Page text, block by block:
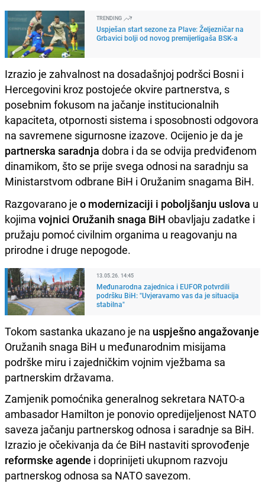
TRENDING
Uspješan start sezone za Plave: Željezničar na
Grbavici bolji od novog premijerligaša BSK-a
Izrazio je zahvalnost na dosadašnjoj podršci Bosni i
Hercegovini kroz postojeće okvire partnerstva, s
posebnim fokusom na jačanje institucionalnih
kapaciteta, otpornosti sistema i sposobnosti odgovora
na savremene sigurnosne izazove. Ocijenio je da je
partnerska saradnja dobra i da se odvija predviđenom
dinamikom, što se prije svega odnosi na saradnju sa
Ministarstvom odbrane BiH i Oružanim snagama BiH.
Razgovarano je o modernizaciji i poboljšanju uslova u
kojima vojnici Oružanih snaga BiH obavljaju zadatke i
pružaju pomoć civilnim organima u reagovanju na
prirodne i druge nepogode.
13.05.26. 14:45
Međunarodna zajednica i EUFOR potvrdili
podršku BiH: "Uvjeravamo vas da je situacija
stabilna"
Tokom sastanka ukazano je na uspješno angažovanje
Oružanih snaga BiH u međunarodnim misijama
podrške miru i zajedničkim vojnim vježbama sa
partnerskim državama.
Zamjenik pomoćnika generalnog sekretara NATO-a
ambasador Hamilton je ponovio opredijeljenost NATO
saveza jačanju partnerskog odnosa i saradnje sa BiH.
Izrazio je očekivanja da će BiH nastaviti sprovođenje
reformske agende i doprinijeti ukupnom razvoju
partnerskog odnosa sa NATO savezom.